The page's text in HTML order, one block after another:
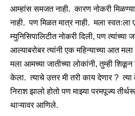
आम्हांस समजत नाही. कारण नोकरी
नाही. पण मिळत मात्र नाही. मला स्वतःला
म्युनिसिपालिटीत नोकरी दिली, पण त्यांच्या
आल्याबरोबर त्यांनी एक महिन्याच्या आत
मला आमच्या जातीच्या लोकांनी, तुम्ही
केला. त्याचे उत्तर मी तरी काय देणार ? त्या
निराश झालो होतो पण माझ्या परमपूज्य
थाऱ्यावर आणिले.